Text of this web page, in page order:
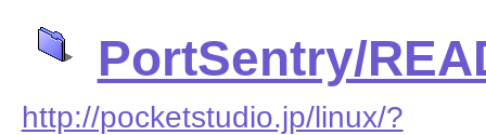
PortSentry/
http://pocketstudio.jp/linux/?